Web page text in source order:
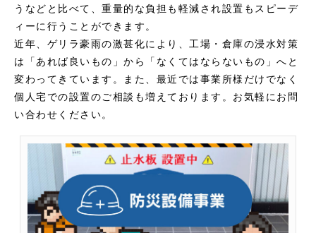
うなどと比べて、重量的な負担も軽減され設置もスピーデ
ィーに行うことができます。
近年、ゲリラ豪雨の激甚化により、工場・倉庫の浸水対策
は「あれば良いもの」から「なくてはならないもの」へと
変わってきています。また、最近では事業所様だけでなく
個人宅での設置のご相談も増えております。お気軽にお問
い合わせください。